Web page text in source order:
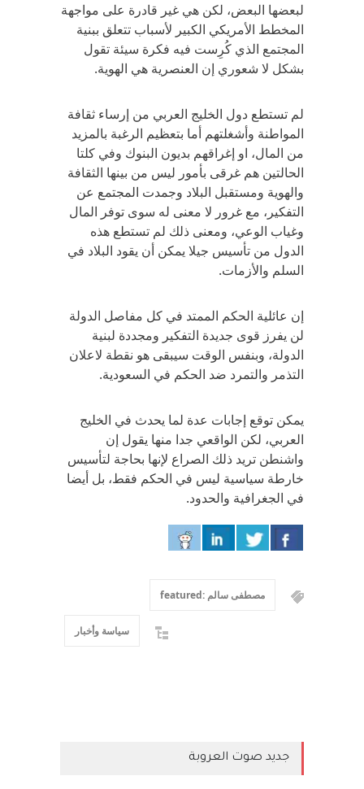
لبعضها البعض، لكن هي غير قادرة على مواجهة
المخطط الأمريكي الكبير لأسباب تتعلق ببنية
المجتمع الذي كُرِست فيه فكرة سيئة تقول
بشكل لا شعوري إن العنصرية هي الهوية.
لم تستطع دول الخليج العربي من إرساء ثقافة
المواطنة وأشغلتهم أما بتعظيم الرغبة بالمزيد
من المال، او إغراقهم بديون البنوك وفي كلتا
الحالتين هم غرقى بأمور ليس من بينها الثقافة
والهوية ومستقبل البلاد وجمدت المجتمع عن
التفكير، مع غرور لا معنى له سوى توفر المال
وغياب الوعي، ومعنى ذلك لم تستطع هذه
الدول من تأسيس جيلا يمكن أن يقود البلاد في
السلم والأزمات.
إن عائلية الحكم الممتد في كل مفاصل الدولة
لن يفرز قوى جديدة التفكير ومجددة لبنية
الدولة، وبنفس الوقت سيبقى هو نقطة لاعلان
التذمر والتمرد ضد الحكم في السعودية.
يمكن توقع إجابات عدة لما يحدث في الخليج
العربي، لكن الواقعي جدا منها يقول إن
واشنطن تريد ذلك الصراع لإنها بحاجة لتأسيس
خارطة سياسية ليس في الحكم فقط، بل أيضا
في الجغرافية والحدود.
مصطفى سالم :featured
سياسة وأخبار
جديد صوت العروبة